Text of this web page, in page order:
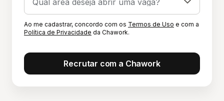
Ao me cadastrar, concordo com os Termos de Uso e com a
Política de Privacidade da Chawork.
Recrutar com a Chawork